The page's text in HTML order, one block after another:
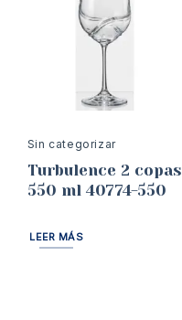
Sin categorizar
Turbulence 2 copas
550 ml 40774-550
LEER MÁS